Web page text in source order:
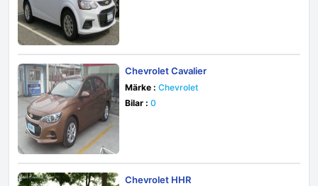
Chevrolet Cavalier
Märke : Chevrolet
Bilar : 0
Chevrolet HHR